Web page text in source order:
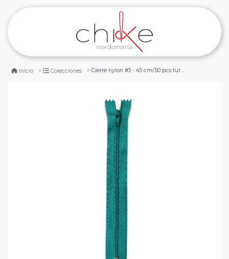
Inicio Colecciones Cierre nylon #3 - 45 cm/50 pcs turquesa